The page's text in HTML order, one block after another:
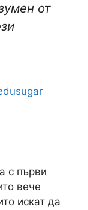
от
с първи
вече
искат да